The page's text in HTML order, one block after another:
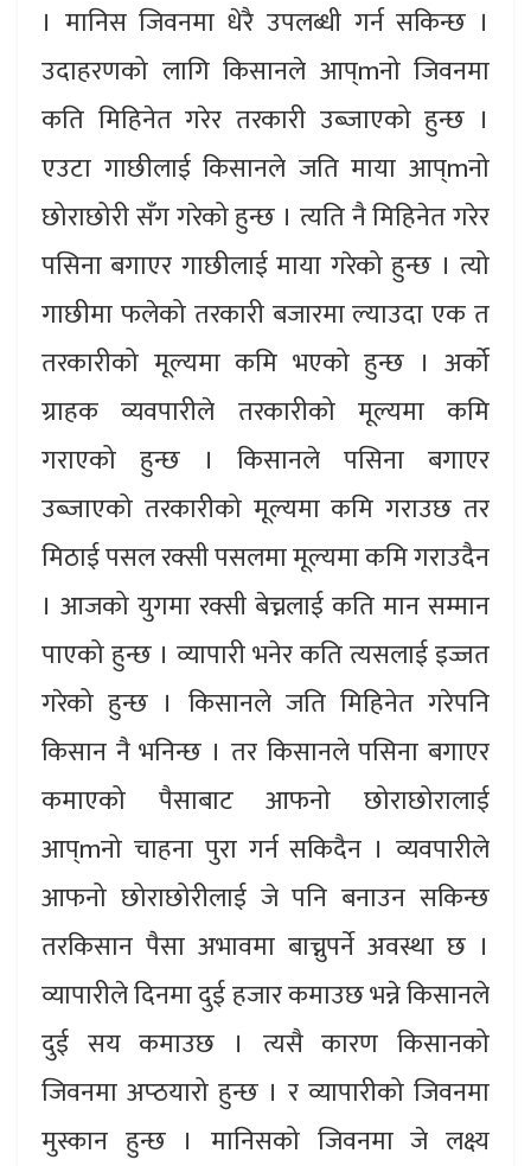
। मानिस जिवनमा धेरै उपलब्धी गर्न सकिन्छ ।
उदाहरणको लागि किसानले आप्mनो जिवनमा
कति मिहिनेत गरेर तरकारी उब्जाएको हुन्छ ।
एउटा गाछीलाई किसानले जति माया आप्mनो
छोराछोरी सँग गरेको हुन्छ । त्यति नै मिहिनेत गरेर
पसिना बगाएर गाछीलाई माया गरेको हुन्छ । त्यो
गाछीमा फलेको तरकारी बजारमा ल्याउदा एक त
तरकारीको मूल्यमा कमि भएको हुन्छ । अर्को
ग्राहक व्यवपारीले तरकारीको मूल्यमा कमि
गराएको हुन्छ । किसानले पसिना बगाएर
उब्जाएको तरकारीको मूल्यमा कमि गराउछ तर
मिठाई पसल रक्सी पसलमा मूल्यमा कमि गराउदैन
। आजको युगमा रक्सी बेच्नलाई कति मान सम्मान
पाएको हुन्छ । व्यापारी भनेर कति त्यसलाई इज्जत
गरेको हुन्छ । किसानले जति मिहिनेत गरेपनि
किसान नै भनिन्छ । तर किसानले पसिना बगाएर
कमाएको पैसाबाट आफनो छोराछोरालाई
आप्mनो चाहना पुरा गर्न सकिदैन । व्यवपारीले
आफनो छोराछोरीलाई जे पनि बनाउन सकिन्छ
तरकिसान पैसा अभावमा बाच्नुपर्ने अवस्था छ ।
व्यापारीले दिनमा दुई हजार कमाउछ भन्ने किसानले
दुई सय कमाउछ । त्यसै कारण किसानको
जिवनमा अप्ठयारो हुन्छ । र व्यापारीको जिवनमा
मुस्कान हुन्छ । मानिसको जिवनमा जे लक्ष्य